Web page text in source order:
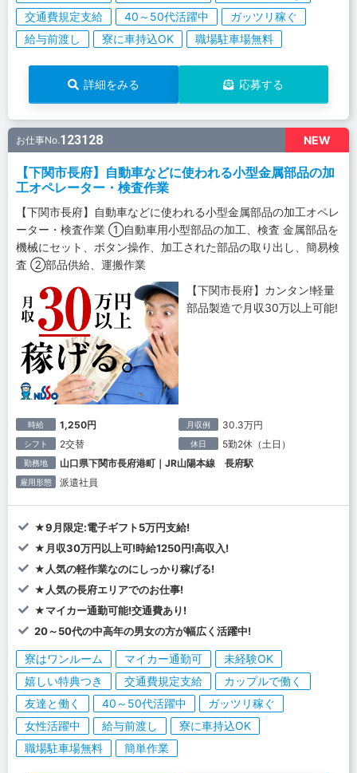
交通費規定支給
40～50代活躍中
ガッツリ稼ぐ
給与前渡し
寮に車持込OK 職場駐車場無料
詳細をみる 応募する
NEW
お仕事No.123128
【下関市長府】自動車などに使われる小型金属部品の加
工オペレーター・検査作業
【下関市長府】自動車などに使われる小型金属部品の加工オペレ
ーター・検査作業 ①自動車用小型部品の加工、検査 金属部品を
機械にセット、ボタン操作、加工された部品の取り出し、簡易検
査 ②部品供給、運搬作業
【下関市長府】カンタン!軽量
部品製造で月収30万以上可能!
時給 1,250円 月収例 30.3万円
シフト 2交替 休日 5勤2休（土日）
勤務地 山口県下関市長府港町｜JR山陽本線 長府駅
雇用形態 派遣社員
★9月限定:電子ギフト5万円支給!
★月収30万円以上可!時給1250円!高収入!
★人気の軽作業なのにしっかり稼げる!
★人気の長府エリアでのお仕事!
★マイカー通勤可能!交通費あり!
20～50代の中高年の男女の方が幅広く活躍中!
寮はワンルーム マイカー通勤可
未経験OK
嬉しい特典つき
交通費規定支給
カップルで働く
友達と働く
40～50代活躍中
ガッツリ稼ぐ
女性活躍中
給与前渡し
寮に車持込OK
職場駐車場無料
簡単作業